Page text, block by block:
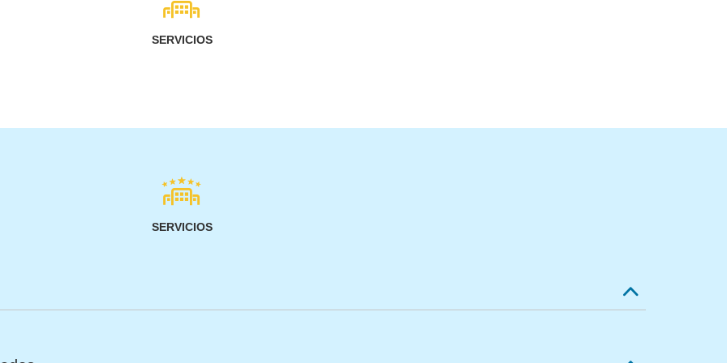
SERVICIOS
SERVICIOS